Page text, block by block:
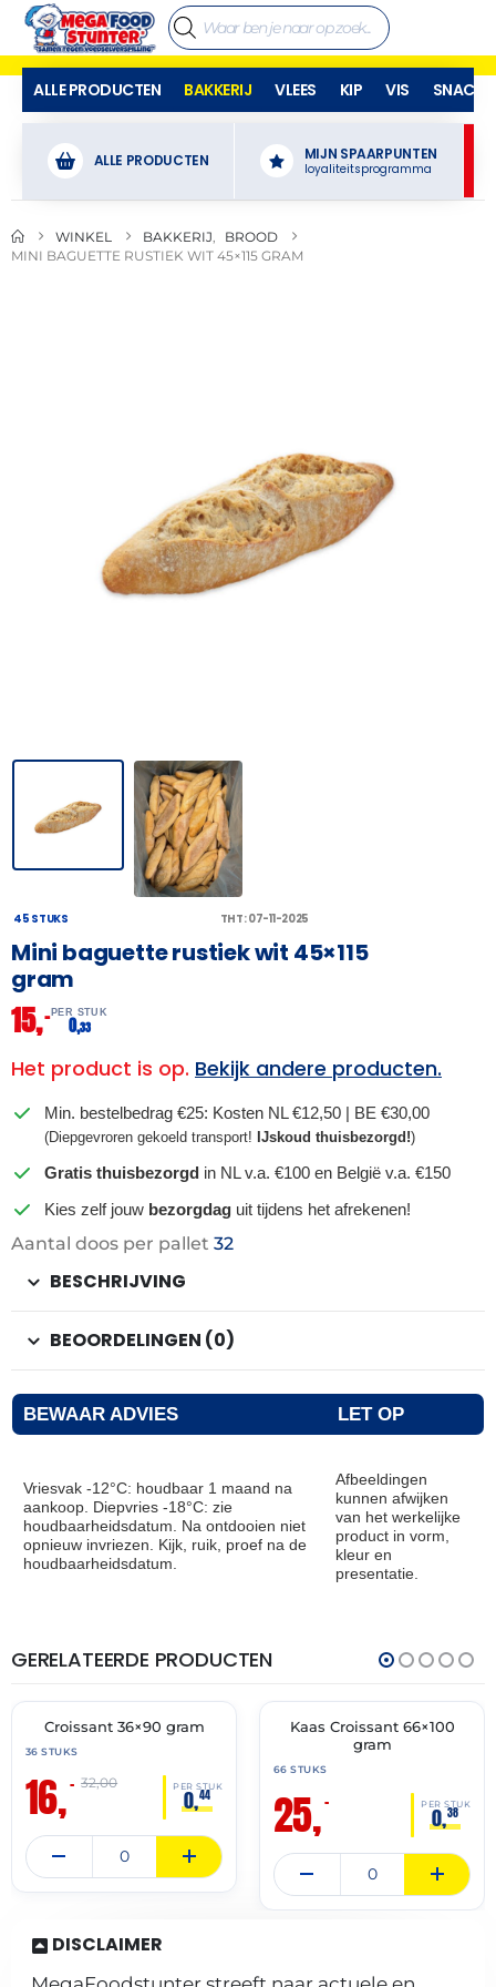
ALLE PRODUCTEN BAKKERIJ VLEES KIP VIS SNACKS
ALLE PRODUCTEN MIJN SPAARPUNTEN
loyaliteitsprogramma
WINKEL BAKKERIJ
BROOD
MINI BAGUETTE RUSTIEK WIT 45×115 GRAM
45 STUKS THT: 07-11-2025
Mini baguette rustiek wit 45×115
gram
15,– PER STUK
0,33
Het product is op. Bekijk andere producten.
Min. bestelbedrag €25: Kosten NL €12,50 | BE €30,00
(Diepgevroren gekoeld transport! IJskoud thuisbezorgd!)
Gratis thuisbezorgd in NL v.a. €100 en België v.a. €150
Kies zelf jouw bezorgdag uit tijdens het afrekenen!
Aantal doos per pallet 32
BESCHRIJVING
BEOORDELINGEN (0)
BEWAAR ADVIES LET OP
Vriesvak -12°C: houdbaar 1 maand na
aankoop. Diepvries -18°C: zie
houdbaarheidsdatum. Na ontdooien niet
opnieuw invriezen. Kijk, ruik, proef na de
houdbaarheidsdatum.
Afbeeldingen
kunnen afwijken
van het werkelijke
product in vorm,
kleur en
presentatie.
GERELATEERDE PRODUCTEN
🔥 OP=OP
THT:
30-
Croissant 36×90 gram
36 STUKS
16,– PER STUK
0,44
32,00
🔥 OP=OP
Kaas Croissant 66×100
gram
66 STUKS
25,– PER STUK
0,38
DISCLAIMER